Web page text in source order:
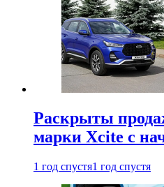
Раскрыты
марки Xcite с
1 год спустя1 год спустя